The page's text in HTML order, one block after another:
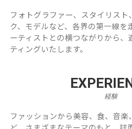
フォトグラファー、スタイリスト
ク、モデルなど、各界の第一線を
ーティストとの横つながりから、
ティングいたします。
経験
ファッションから美容、食、音楽